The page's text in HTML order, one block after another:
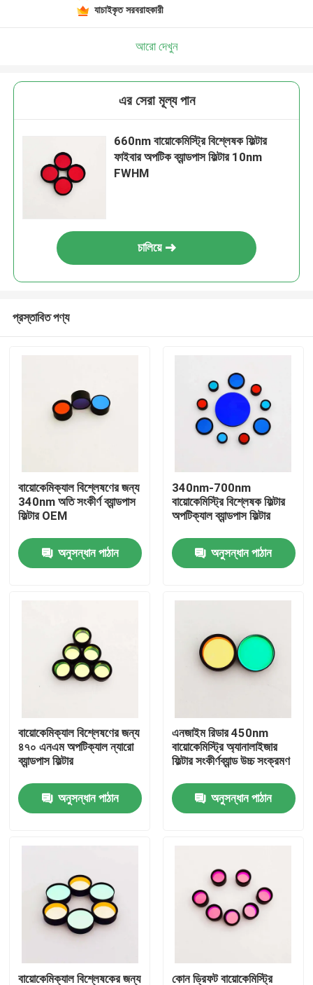
কারখানা ভ্রমণ
মান নিয়ন্ত্রণ
আমাদের সাথে যোগাযোগ করুন
উদ্ধৃতির জন্য আবেদন
অপটিক্যাল ব্যান্ডপাস ফিল্টার
ফ্লুরোসেন্স ব্যান্ডপাস ফিল্টার
যাচাইকৃত সরবরাহকারী
আরো দেখুন
এর সেরা মূল্য পান
660nm বায়োকেমিস্ট্রি বিশ্লেষক ফিল্টার
ফাইবার অপটিক ব্যান্ডপাস ফিল্টার 10nm
FWHM
চালিয়ে
প্রস্তাবিত পণ্য
বায়োকেমিক্যাল বিশ্লেষণের জন্য
340nm অতি সংকীর্ণ ব্যান্ডপাস
ফিল্টার OEM
অনুসন্ধান পাঠান
340nm-700nm
বায়োকেমিস্ট্রি বিশ্লেষক ফিল্টার
অপটিক্যাল ব্যান্ডপাস ফিল্টার
অনুসন্ধান পাঠান
বায়োকেমিক্যাল বিশ্লেষণের জন্য
৪৭০ এনএম অপটিক্যাল ন্যারো
ব্যান্ডপাস ফিল্টার
অনুসন্ধান পাঠান
এনজাইম রিডার 450nm
বায়োকেমিস্ট্রি অ্যানালাইজার
ফিল্টার সংকীর্ণব্যান্ড উচ্চ সংক্রমণ
অনুসন্ধান পাঠান
বায়োকেমিক্যাল বিশ্লেষকের জন্য কোন ড্রিফট বায়োকেমিস্ট্রি